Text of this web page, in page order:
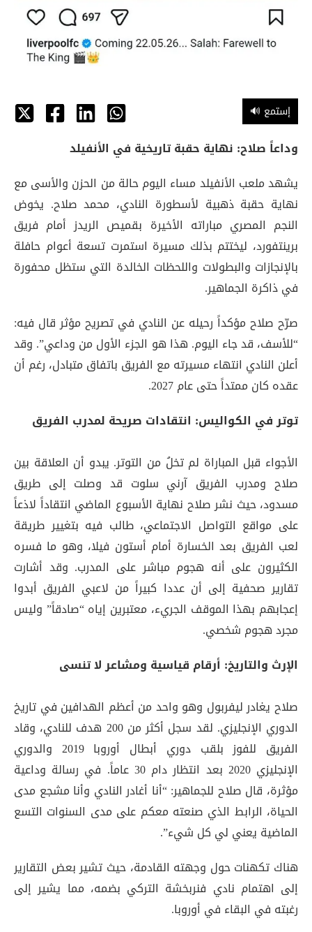
🔊 إستمع
وداعاً صلاح: نهاية حقبة تاريخية في الأنفيلد
يشهد ملعب الأنفيلد مساء اليوم حالة من الحزن والأسى مع
نهاية حقبة ذهبية لأسطورة النادي، محمد صلاح. يخوض
النجم المصري مباراته الأخيرة بقميص الريدز أمام فريق
برينتفورد، ليختتم بذلك مسيرة استمرت تسعة أعوام حافلة
بالإنجازات والبطولات واللحظات الخالدة التي ستظل محفورة
في ذاكرة الجماهير.
صرّح صلاح مؤكداً رحيله عن النادي في تصريح مؤثر قال فيه:
“للأسف، قد جاء اليوم. هذا هو الجزء الأول من وداعي”. وقد
أعلن النادي انتهاء مسيرته مع الفريق باتفاق متبادل، رغم أن
عقده كان ممتداً حتى عام 2027.
توتر في الكواليس: انتقادات صريحة لمدرب الفريق
الأجواء قبل المباراة لم تخلُ من التوتر. يبدو أن العلاقة بين
صلاح ومدرب الفريق آرني سلوت قد وصلت إلى طريق
مسدود، حيث نشر صلاح نهاية الأسبوع الماضي انتقاداً لاذعاً
على مواقع التواصل الاجتماعي، طالب فيه بتغيير طريقة
لعب الفريق بعد الخسارة أمام أستون فيلا، وهو ما فسره
الكثيرون على أنه هجوم مباشر على المدرب. وقد أشارت
تقارير صحفية إلى أن عددا كبيراً من لاعبي الفريق أبدوا
إعجابهم بهذا الموقف الجريء، معتبرين إياه “صادقاً” وليس
مجرد هجوم شخصي.
الإرث والتاريخ: أرقام قياسية ومشاعر لا تنسى
صلاح يغادر ليفربول وهو واحد من أعظم الهدافين في تاريخ
الدوري الإنجليزي. لقد سجل أكثر من 200 هدف للنادي، وقاد
الفريق للفوز بلقب دوري أبطال أوروبا 2019 والدوري
الإنجليزي 2020 بعد انتظار دام 30 عاماً. في رسالة وداعية
مؤثرة، قال صلاح للجماهير: “أنا أغادر النادي وأنا مشجع مدى
الحياة، الرابط الذي صنعته معكم على مدى السنوات التسع
الماضية يعني لي كل شيء”.
هناك تكهنات حول وجهته القادمة، حيث تشير بعض التقارير
إلى اهتمام نادي فنربخشة التركي بضمه، مما يشير إلى
رغبته في البقاء في أوروبا.